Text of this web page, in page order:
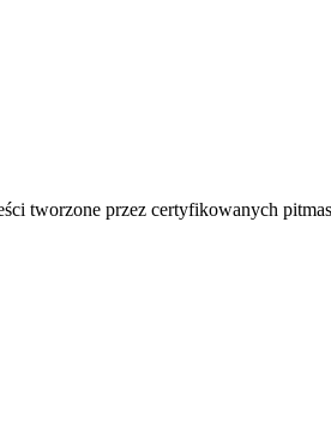
tworzone przez certyfikowanych